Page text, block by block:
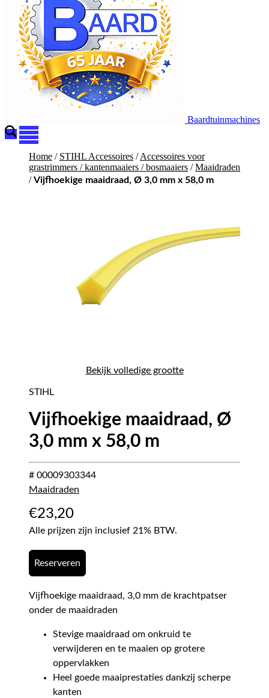
Baardtuinmachines
Home / STIHL Accessoires /Accessoires voor
grastrimmers / kantenmaaiers / bosmaaiers /Maaidraden
/Vijfhoekige maaidraad, Ø 3,0 mm x 58,0 m
Bekijk volledige grootte
STIHL
Vijfhoekige maaidraad, Ø
3,0 mm x 58,0 m
# 00009303344
Maaidraden
€23,20
Alle prijzen zijn inclusief 21% BTW.
Reserveren
Vijfhoekige maaidraad, 3,0 mm de krachtpatser
onder de maaidraden
Stevige maaidraad om onkruid te
verwijderen en te maaien op grotere
oppervlakken
Heel goede maaiprestaties dankzij scherpe
kanten